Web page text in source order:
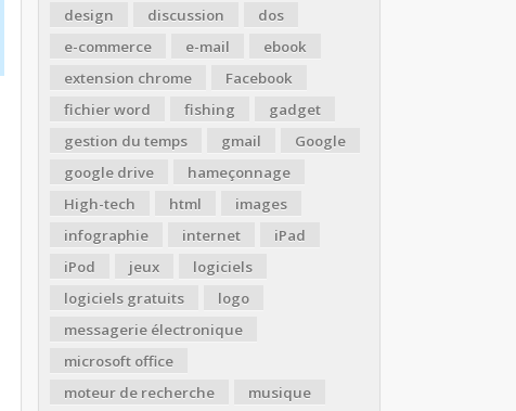
design
discussion
dos
e-commerce
e-mail
ebook
extension chrome
Facebook
fichier word
fishing
gadget
gestion du temps
gmail
Google
google drive
hameçonnage
High-tech
html
images
infographie
internet
iPad
iPod
jeux
logiciels
logiciels gratuits
logo
messagerie électronique
microsoft office
moteur de recherche
musique